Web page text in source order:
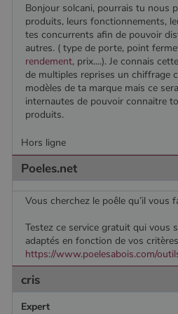
Bonjour solcani, pourrais tu nous
produits, leurs fonctionnements,
tes concurrents afin de pouvoir
autres. ( type de porte, point
rendement, prix....). Je connais
de multiples reprises un chiffrage
modèles de ta marque mais ce
internautes de pouvoir connaitre
produits.
Hors ligne
Poeles.net
Vous cherchez le poêle qu’il vous
Testez ce service gratuit qui vous
adaptés en fonction de vos
https://www.poelesabois.com/
cris
Expert